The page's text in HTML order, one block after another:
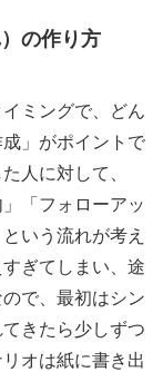
の作り方
ミングで、どん
」がポイントで
人に対して、
「フォローアッ
いう流れが考え
ぎてしまい、途
で、最初はシン
きたら少しずつ
オは紙に書き出